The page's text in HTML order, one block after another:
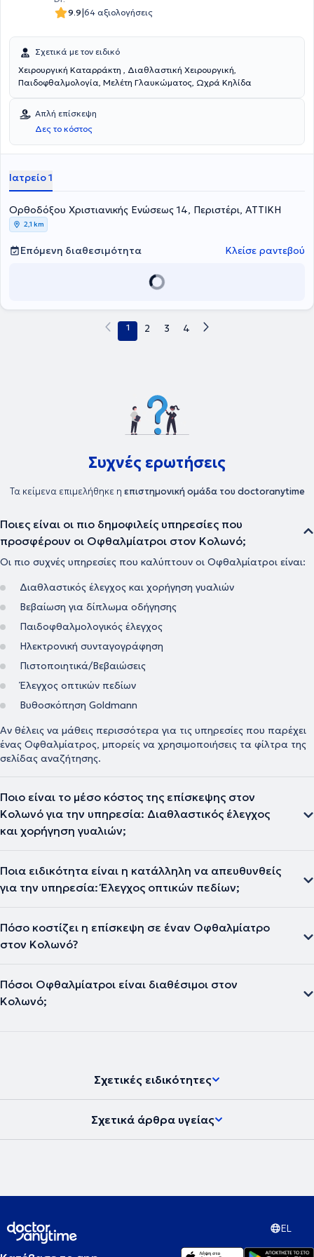
με το Οφθαλμολογικό Κέντρο Αθηνών για επεμβάσεις Excimer
Laser. Τέλος, ο γιατρός είναι μέλος του Ιατρικού Συλλόγου Αθηνών
9.9|64 αξιολογήσεις
Σχετικά με τον ειδικό
Χειρουργική Καταρράκτη , Διαθλαστική Χειρουργική,
Παιδοφθαλμολογία, Μελέτη Γλαυκώματος, Ωχρά Κηλίδα
Απλή επίσκεψη
Δες το κόστος
Ιατρείο 1
Ορθοδόξου Χριστιανικής Ενώσεως 14, Περιστέρι, ΑΤΤΙΚΗ
2,1 km
Επόμενη διαθεσιμότητα Κλείσε ραντεβού
1 2 3 4
Συχνές ερωτήσεις
Τα κείμενα επιμελήθηκε η επιστημονική ομάδα του doctoranytime
Ποιες είναι οι πιο δημοφιλείς υπηρεσίες που
προσφέρουν οι Οφθαλμίατροι στον Κολωνό;
Οι πιο συχνές υπηρεσίες που καλύπτουν οι Οφθαλμίατροι είναι:
Διαθλαστικός έλεγχος και χορήγηση γυαλιών
Βεβαίωση για δίπλωμα οδήγησης
Παιδοφθαλμολογικός έλεγχος
Ηλεκτρονική συνταγογράφηση
Πιστοποιητικά/Βεβαιώσεις
Έλεγχος οπτικών πεδίων
Βυθοσκόπηση Goldmann
Αν θέλεις να μάθεις περισσότερα για τις υπηρεσίες που παρέχει
ένας Οφθαλμίατρος, μπορείς να χρησιμοποιήσεις τα φίλτρα της
σελίδας αναζήτησης.
Ποιο είναι το μέσο κόστος της επίσκεψης στον
Κολωνό για την υπηρεσία: Διαθλαστικός έλεγχος
και χορήγηση γυαλιών;
Ποια ειδικότητα είναι η κατάλληλη να απευθυνθείς
για την υπηρεσία: Έλεγχος οπτικών πεδίων;
Πόσο κοστίζει η επίσκεψη σε έναν Οφθαλμίατρο
στον Κολωνό?
Πόσοι Οφθαλμίατροι είναι διαθέσιμοι στον
Κολωνό;
Σχετικές ειδικότητες
Σχετικά άρθρα υγείας
EL